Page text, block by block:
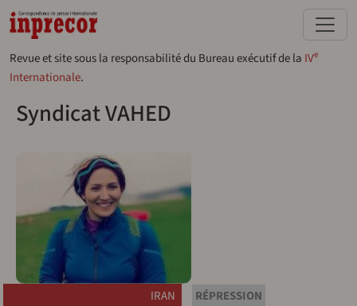
Aller au contenu principal
Revue et site sous la responsabilité du Bureau exécutif de la IVe
Internationale.
Syndicat VAHED
IRAN RÉPRESSION